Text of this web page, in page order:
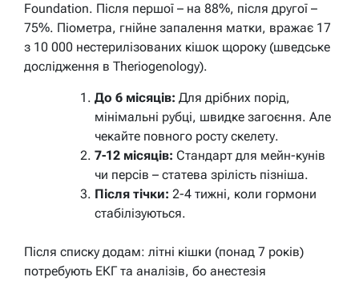
Foundation. Після першої – на 88%, після другої –
75%. Піометра, гнійне запалення матки, вражає 17
з 10 000 нестерилізованих кішок щороку (шведське
дослідження в Theriogenology).
До 6 місяців: Для дрібних порід,
мінімальні рубці, швидке загоєння. Але
чекайте повного росту скелету.
7-12 місяців: Стандарт для мейн-кунів
чи персів – статева зрілість пізніша.
Після тічки: 2-4 тижні, коли гормони
стабілізуються.
Після списку додам: літні кішки (понад 7 років)
потребують ЕКГ та аналізів, бо анестезія